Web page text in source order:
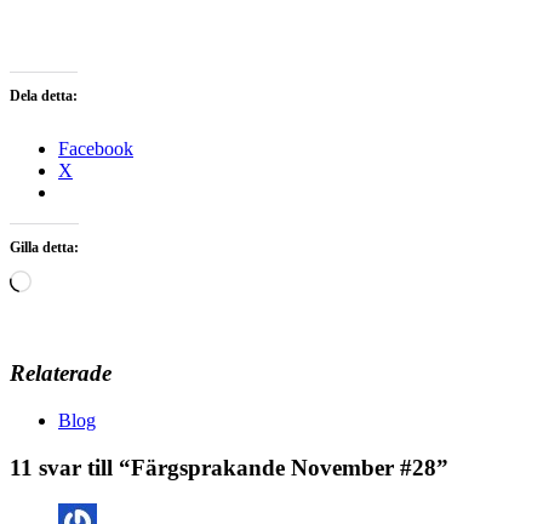
Dela detta:
Facebook
X
Gilla detta:
Laddar
Relaterade
Blog
11 svar till “Färgsprakande November #28”